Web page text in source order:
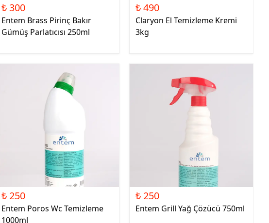
₺ 300
Entem Brass Pirinç Bakır
Gümüş Parlatıcısı 250ml
₺ 490
Claryon El Temizleme Kremi
3kg
₺ 250
Entem Poros Wc Temizleme
1000ml
₺ 250
Entem Grill Yağ Çözücü 750ml